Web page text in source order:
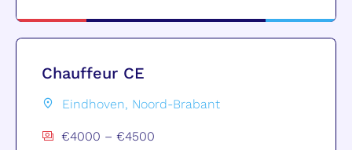
Chauffeur CE
Eindhoven, Noord-Brabant
€4000 – €4500